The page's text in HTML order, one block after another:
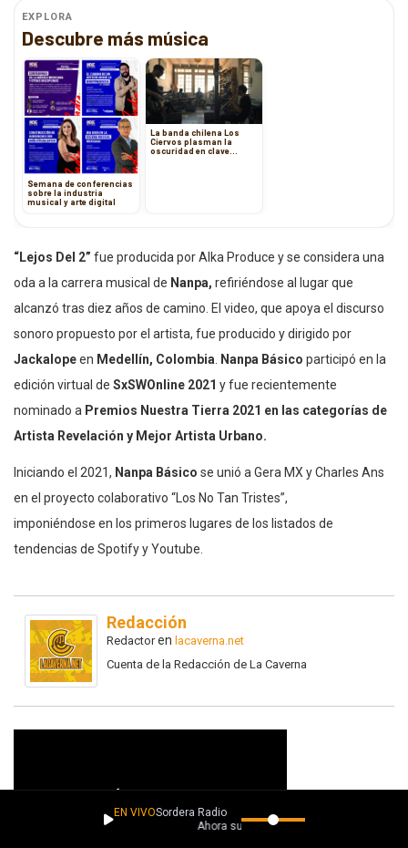
EXPLORA
Descubre más música
Semana de conferencias
sobre la industria
musical y arte digital
La banda chilena Los
Ciervos plasman la
oscuridad en clave
“Lejos Del 2” fue producida por Alka Produce y se considera una
oda a la carrera musical de Nanpa, refiriéndose al lugar que
alcanzó tras diez años de camino. El video, que apoya el discurso
sonoro propuesto por el artista, fue producido y dirigido por
Jackalopeen Medellín, Colombia Nanpa Básico participó en la
edición virtual de SxSWOnline 2021 y fue recientemente
nominado a Premios Nuestra Tierra 2021 en las categorías de
Artista Revelación y Mejor Artista Urbano.
Iniciando el 2021, Nanpa Básico se unió a Gera MX y Charles Ans
en el proyecto colaborativo “Los No Tan Tristes”,
imponiéndose en los primeros lugares de los listados de
tendencias de Spotify y Youtube.
Redacción
Redactoren lacaverna.net
Cuenta de la Redacción de La Caverna
EN VIVOSordera Radio
Ahora suena